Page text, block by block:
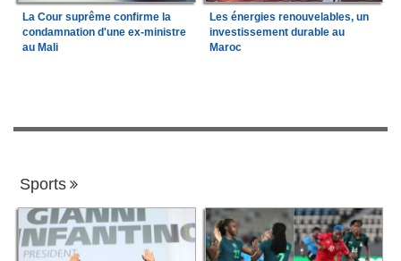
La Cour suprême confirme la
condamnation d'une ex-ministre
au Mali
Les énergies renouvelables, un
investissement durable au
Maroc
Sports